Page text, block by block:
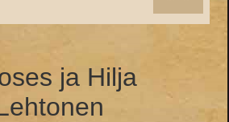
ja Hilja